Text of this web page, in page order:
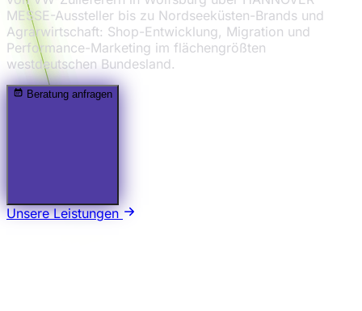
MESSE-Aussteller bis zu Nordseeküsten-Brands und
Agrarwirtschaft: Shop-Entwicklung, Migration und
Performance-Marketing im flächengrößten
westdeutschen Bundesland.
Beratung anfragen
Unsere Leistungen